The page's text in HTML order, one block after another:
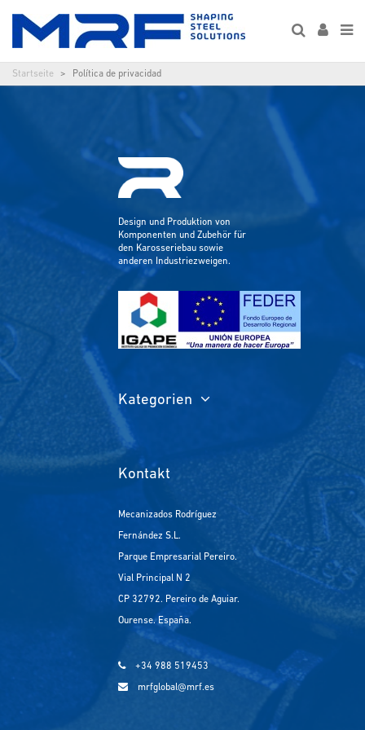
Startseite Política de privacidad
Design und Produktion von
Komponenten und Zubehör für
den Karosseriebau sowie
anderen Industriezweigen.
Kategorien
Kontakt
Mecanizados Rodríguez
Fernández S.L.
Parque Empresarial Pereiro.
Vial Principal N 2
CP 32792. Pereiro de Aguiar.
Ourense. España.
+34 988 519453
mrfglobal@mrf.es